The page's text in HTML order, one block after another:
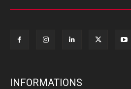
INFORMATIONS